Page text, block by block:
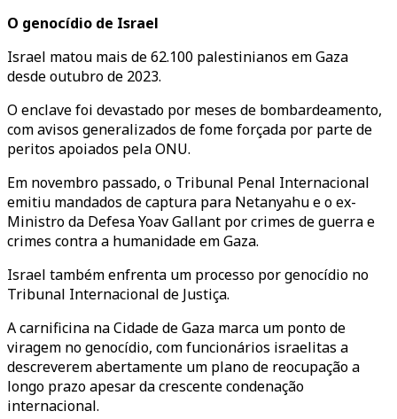
O genocídio de Israel
Israel matou mais de 62.100 palestinianos em Gaza
desde outubro de 2023.
O enclave foi devastado por meses de bombardeamento,
com avisos generalizados de fome forçada por parte de
peritos apoiados pela ONU.
Em novembro passado, o Tribunal Penal Internacional
emitiu mandados de captura para Netanyahu e o ex-
Ministro da Defesa Yoav Gallant por crimes de guerra e
crimes contra a humanidade em Gaza.
Israel também enfrenta um processo por genocídio no
Tribunal Internacional de Justiça.
A carnificina na Cidade de Gaza marca um ponto de
viragem no genocídio, com funcionários israelitas a
descreverem abertamente um plano de reocupação a
longo prazo apesar da crescente condenação
internacional.